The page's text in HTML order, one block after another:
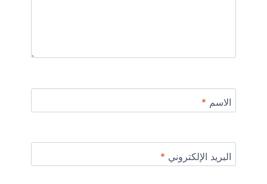
الاسم *
البريد الإلكتروني *